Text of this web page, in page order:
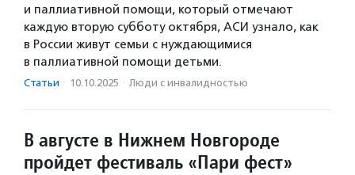
и паллиативной помощи, который отмечают
каждую вторую субботу октября, АСИ узнало, как
в России живут семьи с нуждающимися
в паллиативной помощи детьми.
Статьи · 10.10.2025 · Люди с инвалидностью
В августе в Нижнем Новгороде
пройдет фестиваль «Пари фест»